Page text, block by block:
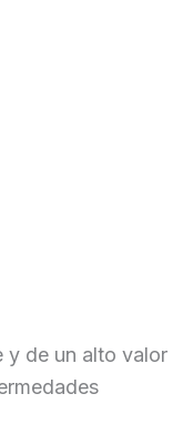
y de un alto valor